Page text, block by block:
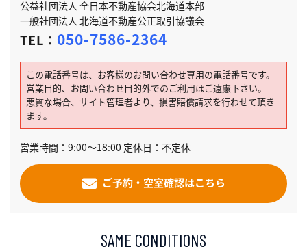
公益社団法人 全日本不動産協会北海道本部
一般社団法人 北海道不動産公正取引協議会
TEL： 050-7586-2364
この電話番号は、お客様のお問い合わせ専用の電話番号です。
営業目的、お問い合わせ目的外でのご利用はご遠慮下さい。
悪質な場合、サイト管理者より、損害賠償請求を行わせて頂き
ます。
営業時間：9:00〜18:00 定休日：不定休
ご予約・空室確認はこちら
SAME CONDITIONS